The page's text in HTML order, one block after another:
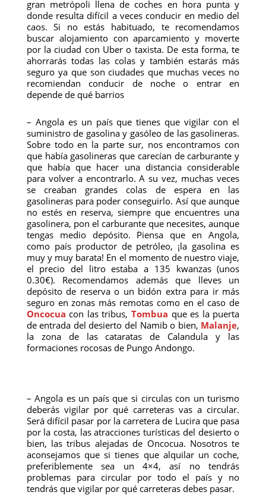
gran metrópoli llena de coches en hora punta y
donde resulta difícil a veces conducir en medio del
caos. Si no estás habituado, te recomendamos
buscar alojamiento con aparcamiento y moverte
por la ciudad con Uber o taxista. De esta forma, te
ahorrarás todas las colas y también estarás más
seguro ya que son ciudades que muchas veces no
recomiendan conducir de noche o entrar en
depende de qué barrios
– Angola es un país que tienes que vigilar con el
suministro de gasolina y gasóleo de las gasolineras.
Sobre todo en la parte sur, nos encontramos con
que había gasolineras que carecían de carburante y
que había que hacer una distancia considerable
para volver a encontrarlo. A su vez, muchas veces
se creaban grandes colas de espera en las
gasolineras para poder conseguirlo. Así que aunque
no estés en reserva, siempre que encuentres una
gasolinera, pon el carburante que necesites, aunque
tengas medio depósito. Piensa que en Angola,
como país productor de petróleo, ¡la gasolina es
muy y muy barata! En el momento de nuestro viaje,
el precio del litro estaba a 135 kwanzas (unos
0.30€). Recomendamos además que lleves un
depósito de reserva o un bidón extra para ir más
seguro en zonas más remotas como en el caso de
Oncocua con las tribus, Tombua que es la puerta
de entrada del desierto del Namib o bien, Malanje,
la zona de las cataratas de Calandula y las
formaciones rocosas de Pungo Andongo.
– Angola es un país que si circulas con un turismo
deberás vigilar por qué carreteras vas a circular.
Será difícil pasar por la carretera de Lucira que pasa
por la costa, las atracciones turísticas del desierto o
bien, las tribus alejadas de Oncocua. Nosotros te
aconsejamos que si tienes que alquilar un coche,
preferiblemente sea un 4×4, así no tendrás
problemas para circular por todo el país y no
tendrás que vigilar por qué carreteras debes pasar.